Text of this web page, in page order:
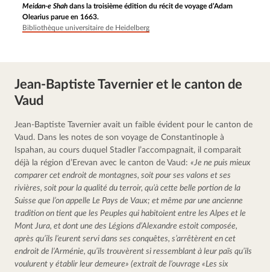
Meidan-e Shah dans la troisième édition du récit de voyage d’Adam
Olearius parue en 1663.
Bibliothèque universitaire de Heidelberg
Jean-Baptiste Tavernier et le canton de
Vaud
Jean-Baptiste Tavernier avait un faible évident pour le canton de
Vaud. Dans les notes de son voyage de Constantinople à
Ispahan, au cours duquel Stadler l’accompagnait, il comparait
déjà la région d’Erevan avec le canton de Vaud: «Je ne puis mieux
comparer cet endroit de montagnes, soit pour ses valons et ses
rivières, soit pour la qualité du terroir, qu’à cette belle portion de la
Suisse que l’on appelle Le Pays de Vaux; et même par une ancienne
tradition on tient que les Peuples qui habitoient entre les Alpes et le
Mont Jura, et dont une des Légions d’Alexandre estoit composée,
après qu’ils l’eurent servi dans ses conquêtes, s’arrêtèrent en cet
endroit de l’Arménie, qu’ils trouvèrent si ressemblant à leur païs qu’ils
voulurent y établir leur demeure» (extrait de l’ouvrage «Les six